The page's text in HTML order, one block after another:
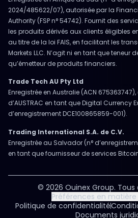
2024/485622/07), autorisée par la
Authority (FSP n° 54742). Fournit des
les produits dérivés aux clients éligibles
au titre de la loi FAIS, en facilitant les
Markets LLC. N’agit ni en tant que teneur
qu’émetteur de produits financiers.
Trade Tech AU Pty Ltd
Enregistrée en Australie (ACN
d’AUSTRAC en tant que Digital Currency
d’enregistrement DCE100865859-001).
Trading International S.A. de C.V.
Enregistrée au Salvador (n°
en tant que fournisseur de services
© 2026 Ouinex Group. Tous
Préférences en
Politique de confidentialité
Documents